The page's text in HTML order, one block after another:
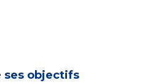
ses objectifs